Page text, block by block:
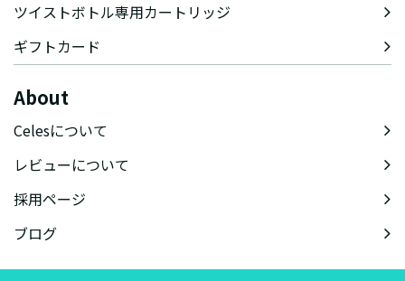
ツイストボトル専用カートリッジ
ギフトカード
About
Celesについて
レビューについて
採用ページ
ブログ